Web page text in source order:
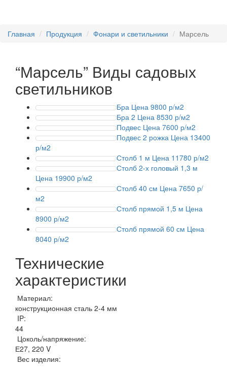
Главная Продукция Фонари и светильники Марсель
“Марсель” Виды садовых
светильников
Бра Цена 9800 р/м2
Бра 2 Цена 8530 р/м2
Подвес Цена 7600 р/м2
Подвес 2 рожка Цена 13400
р/м2
Столб 1 м Цена 11780 р/м2
Столб 2-х головый 1,3 м
Цена 19900 р/м2
Столб 40 см Цена 7650 р/
м2
Столб прямой 1,5 м Цена
8900 р/м2
Столб прямой 60 см Цена
8040 р/м2
Технические
характеристики
Материал:
конструкционная сталь 2-4 мм
IP:
44
Цоколь/напряжение:
Е27, 220 V
Вес изделия: